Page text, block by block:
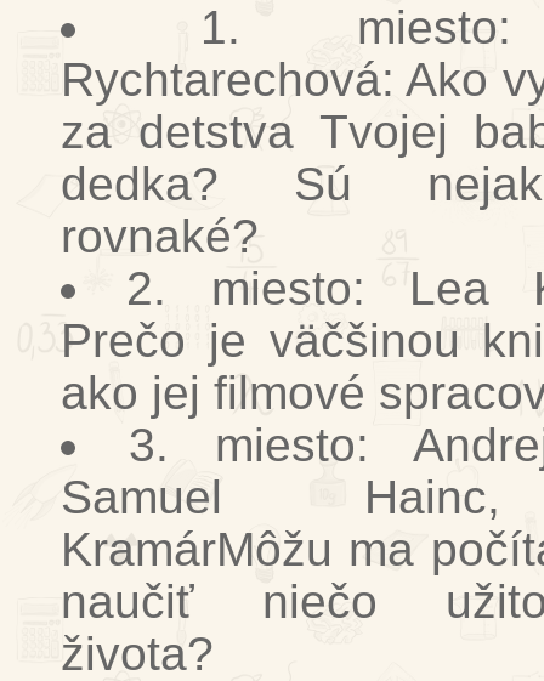
1.
Rychtarechová: Ako
za detstva Tvojej
dedka? Sú
rovnaké?
2. miesto: Lea
Prečo je väčšinou
ako jej filmové
3. miesto:
Samuel
KramárMôžu ma
naučiť niečo
života?